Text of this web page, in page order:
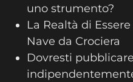
uno strumento?
La Realtà di
Nave da Crociera
Dovresti